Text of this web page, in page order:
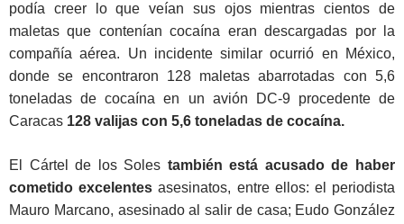
podía creer lo que veían sus ojos mientras cientos de
maletas que contenían cocaína eran descargadas por la
compañía aérea. Un incidente similar ocurrió en México,
donde se encontraron 128 maletas abarrotadas con 5,6
toneladas de cocaína en un avión DC-9 procedente de
Caracas 128 valijas con 5,6 toneladas de cocaína.
El Cártel de los Soles también está acusado de haber
cometido excelentes asesinatos, entre ellos: el periodista
Mauro Marcano, asesinado al salir de casa; Eudo González